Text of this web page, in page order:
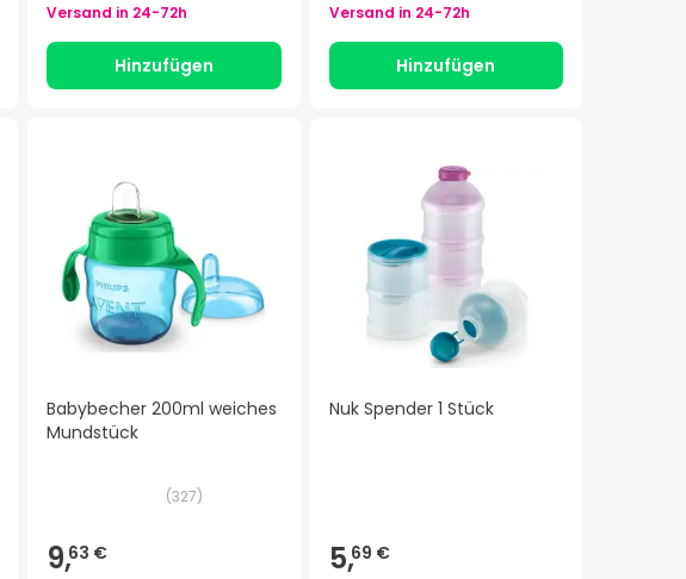
Versand in 24-72h
Hinzufügen
Versand in 24-72h
Hinzufügen
Babybecher 200ml weiches
Mundstück
(327)
9,63 €
Nuk Spender 1 Stück
5,69 €